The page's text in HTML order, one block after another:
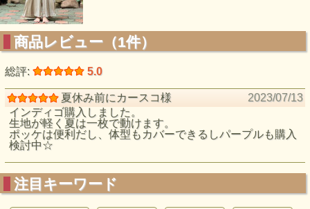
商品レビュー（1件）
総評: 5.0
夏休み前にカースコ様
2023/07/13
インディゴ購入しました。
生地が軽く夏は一枚で動けます。
ポッケは便利だし、体型もカバーできるしパープルも購入
検討中☆
注目キーワード